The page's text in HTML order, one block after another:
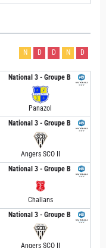
N D D N D
National 3 - Groupe B
Panazol
National 3 - Groupe B
Angers SCO II
National 3 - Groupe B
Challans
National 3 - Groupe B
Angers SCO II